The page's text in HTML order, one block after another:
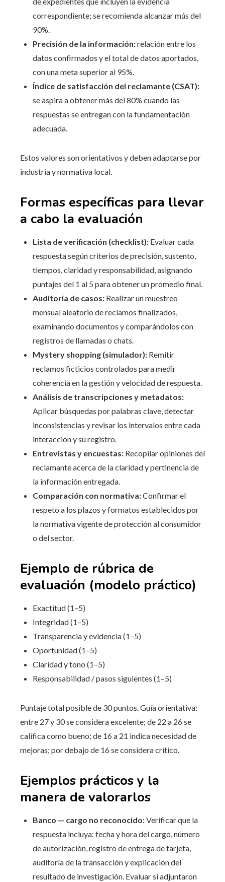
correspondiente; se recomienda alcanzar más del
90%.
Precisión de la información:relación entre los
datos confirmados y el total de datos aportados,
con una meta superior al 95%.
Índice de satisfacción del reclamante (CSAT):
se aspira a obtener más del 80% cuando las
respuestas se entregan con la fundamentación
adecuada.
Estos valores son orientativos y deben adaptarse por
industria y normativa local.
Formas específicas para llevar
a cabo la evaluación
Lista de verificación (checklist): Evaluar cada
respuesta según criterios de precisión, sustento,
tiempos, claridad y responsabilidad, asignando
puntajes del 1 al 5 para obtener un promedio final.
Auditoría de casos: Realizar un muestreo
mensual aleatorio de reclamos finalizados,
examinando documentos y comparándolos con
registros de llamadas o chats.
Mystery shopping (simulador): Remitir
reclamos ficticios controlados para medir
coherencia en la gestión y velocidad de respuesta.
Análisis de transcripciones y metadatos:
Aplicar búsquedas por palabras clave, detectar
inconsistencias y revisar los intervalos entre cada
interacción y su registro.
Entrevistas y encuestas: Recopilar opiniones del
reclamante acerca de la claridad y pertinencia de
la información entregada.
Comparación con normativa:Confirmar el
respeto a los plazos y formatos establecidos por
la normativa vigente de protección al consumidor
o del sector.
Ejemplo de rúbrica de
evaluación (modelo práctico)
Exactitud (1–5)
Integridad (1–5)
Transparencia y evidencia (1–5)
Oportunidad (1–5)
Claridad y tono (1–5)
Responsabilidad / pasos siguientes (1–5)
Puntaje total posible de 30 puntos. Guía orientativa:
entre 27 y 30 se considera excelente; de 22 a 26 se
califica como bueno; de 16 a 21 indica necesidad de
mejoras; por debajo de 16 se considera crítico.
Ejemplos prácticos y la
manera de valorarlos
Banco — cargo no reconocido:Verificar que la
respuesta incluya: fecha y hora del cargo, número
de autorización, registro de entrega de tarjeta,
auditoría de la transacción y explicación del
resultado de investigación. Evaluar si adjuntaron